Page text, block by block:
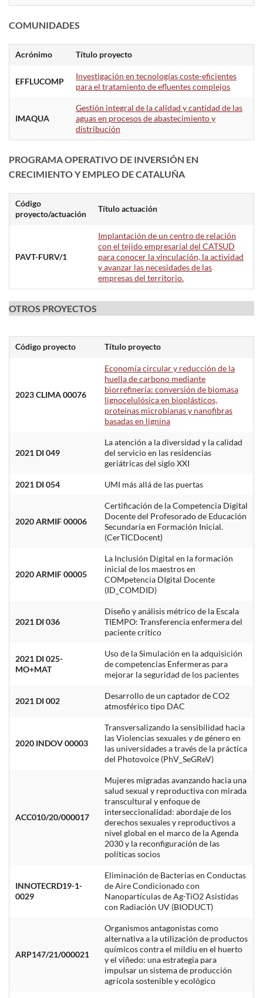
COMUNIDADES
Acrónimo Título proyecto
EFFLUCOMP
Investigación en tecnologías coste-eficientes
para el tratamiento de efluentes complejos
IMAQUA
Gestión integral de la calidad y cantidad de las
aguas en procesos de abastecimiento y
distribución
PROGRAMA OPERATIVO DE INVERSIÓN EN
CRECIMIENTO Y EMPLEO DE CATALUÑA
Código
proyecto/actuación
Título actuación
PAVT-FURV/1
Implantación de un centro de relación
con el tejido empresarial del CATSUD
para conocer la vinculación, la actividad
y avanzar las necesidades de las
empresas del territorio.
OTROS PROYECTOS
Código proyecto Título proyecto
2023 CLIMA 00076
Economía circular y reducción de la
huella de carbono mediante
biorrefinería: conversión de biomasa
lignocelulósica en bioplásticos,
proteínas microbianas y nanofibras
basadas en lignina
2021 DI 049
La atención a la diversidad y la calidad
del servicio en las residencias
geriátricas del siglo XXI
2021 DI 054 UMI más allá de las puertas
2020 ARMIF 00006
Certificación de la Competencia Digital
Docente del Profesorado de Educación
Secundaria en Formación Inicial.
(CerTICDocent)
2020 ARMIF 00005
La Inclusión Digital en la formación
inicial de los maestros en
COMpetencia DIgital Docente
(ID_COMDID)
2021 DI 036
Diseño y análisis métrico de la Escala
TIEMPO: Transferencia enfermera del
paciente crítico
2021 DI 025-
MO+MAT
Uso de la Simulación en la adquisición
de competencias Enfermeras para
mejorar la seguridad de los pacientes
2021 DI 002
Desarrollo de un captador de CO2
atmosférico tipo DAC
2020 INDOV 00003
Transversalizando la sensibilidad hacia
las Violencias sexuales y de género en
las universidades a través de la práctica
del Photovoice (PhV_SeGReV)
ACC010/20/000017
Mujeres migradas avanzando hacia una
salud sexual y reproductiva con mirada
transcultural y enfoque de
interseccionalidad: abordaje de los
derechos sexuales y reproductivos a
nivel global en el marco de la Agenda
2030 y la reconfiguración de las
políticas socios
INNOTECRD19-1-
0029
Eliminación de Bacterias en Conductas
de Aire Condicionado con
Nanopartículas de Ag-TiO2 Asistidas
con Radiación UV (BIODUCT)
ARP147/21/000021
Organismos antagonistas como
alternativa a la utilización de productos
químicos contra el mildiu en el huerto
y el viñedo: una estrategia para
impulsar un sistema de producción
agrícola sostenible y ecológico